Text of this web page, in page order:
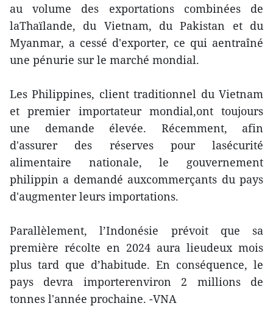
au volume des exportations combinées de
laThaïlande, du Vietnam, du Pakistan et du
Myanmar, a cessé d'exporter, ce qui aentraîné
une pénurie sur le marché mondial.
Les Philippines, client traditionnel du Vietnam
et premier importateur mondial,ont toujours
une demande élevée. Récemment, afin
d'assurer des réserves pour lasécurité
alimentaire nationale, le gouvernement
philippin a demandé auxcommerçants du pays
d'augmenter leurs importations.
Parallèlement, l’Indonésie prévoit que sa
première récolte en 2024 aura lieudeux mois
plus tard que d’habitude. En conséquence, le
pays devra importerenviron 2 millions de
tonnes l'année prochaine. -VNA